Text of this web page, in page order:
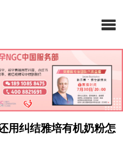
用纠结雅培有机奶粉怎